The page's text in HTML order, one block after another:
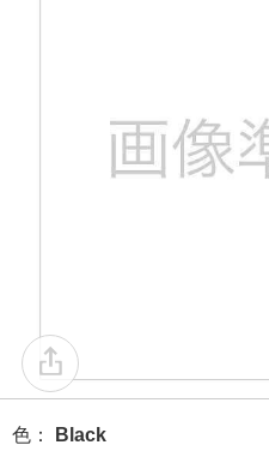
色 ： Black